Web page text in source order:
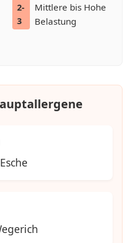
2-
3
Mittlere bis Hohe
Belastung